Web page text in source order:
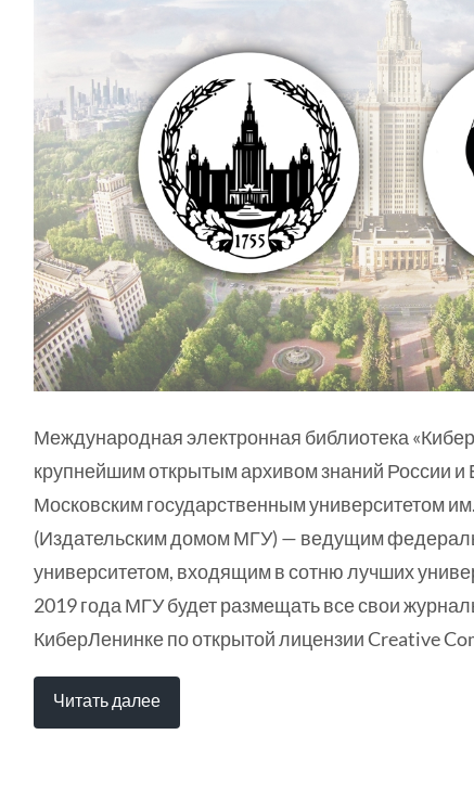
Международная электронная библиотека
крупнейшим открытым архивом знаний России
Московским государственным университетом
(Издательским домом МГУ) — ведущим
университетом, входящим в сотню лучших
2019 года МГУ будет размещать все свои
КиберЛенинке по открытой лицензии Creative
Читать далее